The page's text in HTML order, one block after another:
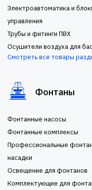
Электроавтоматика и
управления
Трубы и фитинги ПВХ
Осушители воздуха для
Смотреть все товары
Фонтаны
Фонтанные насосы
Фонтанные комплексы
Профессиональные
насадки
Освещение для фонтанов
Комплектующие для